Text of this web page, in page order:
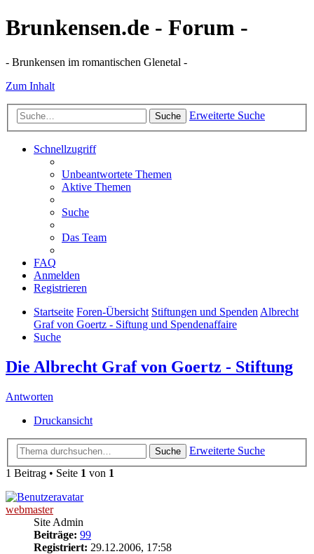
Brunkensen.de - Forum -
- Brunkensen im romantischen Glenetal -
Zum Inhalt
Suche Erweiterte Suche
Schnellzugriff
Unbeantwortete Themen
Aktive Themen
Suche
Das Team
FAQ
Anmelden
Registrieren
Startseite Foren-Übersicht Stiftungen und SpendenAlbrecht
Graf von Goertz - Siftung und Spendenaffaire
Suche
Die Albrecht Graf von Goertz - Stiftung
Antworten
Druckansicht
Suche
Erweiterte Suche
1 Beitrag • Seite 1 von 1
webmaster
Site Admin
Beiträge: 99
Registriert: 29.12.2006, 17:58